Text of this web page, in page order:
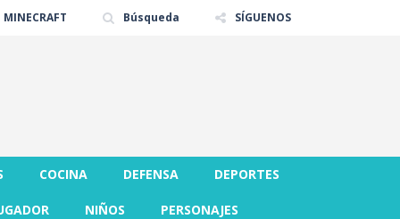
MINECRAFT Búsqueda SÍGUENOS
COCINA DEFENSA DEPORTES
NIÑOS PERSONAJES